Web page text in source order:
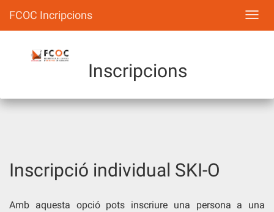
FCOC Incripcions
Inscripcions
Inscripció individual SKI-O
Amb aquesta opció pots inscriure una persona a una